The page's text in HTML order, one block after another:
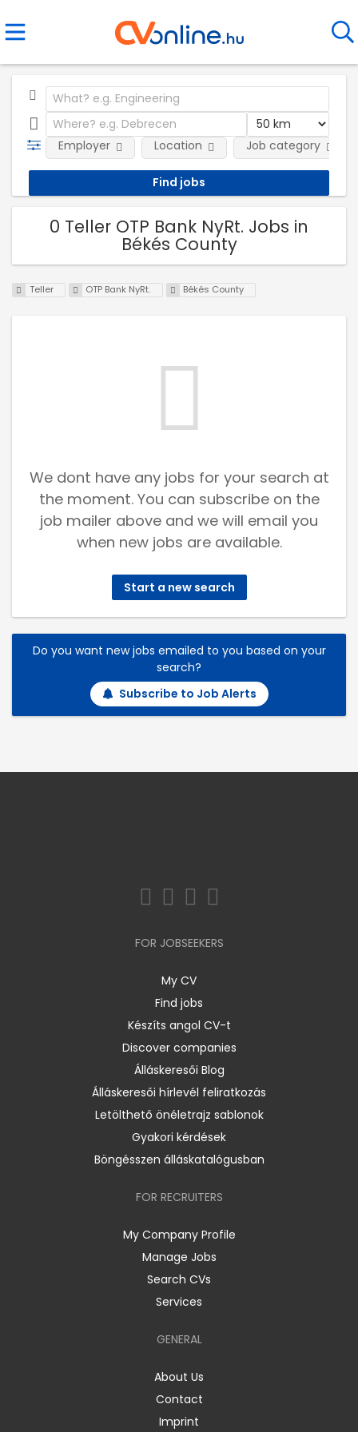
Employer Location Job category
0 Teller OTP Bank NyRt. Jobs in
Békés County
Teller OTP Bank NyRt. Békés County
We dont have any jobs for your search at
the moment. You can subscribe on the
job mailer above and we will email you
when new jobs are available.
Start a new search
Do you want new jobs emailed to you based on your
search?
Subscribe to Job Alerts
FOR JOBSEEKERS
My CV
Find jobs
Készíts angol CV-t
Discover companies
Álláskeresői Blog
Álláskeresői hírlevél feliratkozás
Letölthető önéletrajz sablonok
Gyakori kérdések
Böngésszen álláskatalógusban
FOR RECRUITERS
My Company Profile
Manage Jobs
Search CVs
Services
GENERAL
About Us
Contact
Imprint